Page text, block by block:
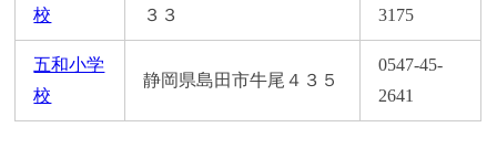
校
３３
3175
五和小学
校
静岡県島田市牛尾４３５
0547-45-
2641